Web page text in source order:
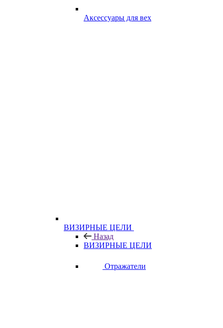
Аксессуары для вех
ВИЗИРНЫЕ ЦЕЛИ
Назад
ВИЗИРНЫЕ ЦЕЛИ
Отражатели